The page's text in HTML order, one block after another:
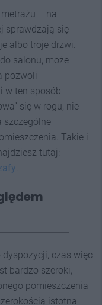
– na
sprawdzają się
albo troje drzwi.
salonu, może
pozwoli
w ten sposób
się w rogu, nie
szczególne
Takie i
tutaj:
czas więc
bardzo szeroki,
pomieszczenia
istotna